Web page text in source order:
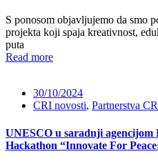
S ponosom objavljujemo da smo
projekta koji spaja kreativnost,
puta
Read more
30/10/2024
CRI novosti, Partnerstva
UNESCO u saradnji
Hackathon “Innovate For